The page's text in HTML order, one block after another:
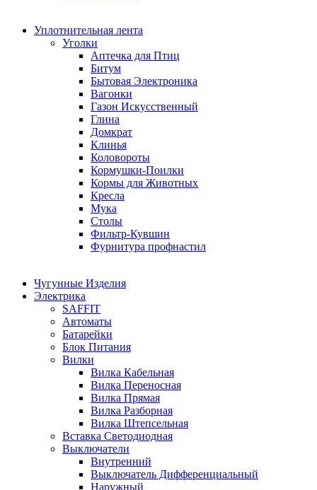
Уплотнительная лента
Уголки
Аптечка для Птиц
Битум
Бытовая Электроника
Вагонки
Газон Искусственный
Глина
Домкрат
Клинья
Коловороты
Кормушки-Поилки
Кормы для Животных
Кресла
Мука
Столы
Фильтр-Кувшин
Фурнитура профнастил
Чугунные Изделия
Электрика
SAFFIT
Автоматы
Батарейки
Блок Питания
Вилки
Вилка Кабельная
Вилка Переносная
Вилка Прямая
Вилка Разборная
Вилка Штепсельная
Вставка Светодиодная
Выключатели
Внутренний
Выключатель Дифференциальный
Наружный